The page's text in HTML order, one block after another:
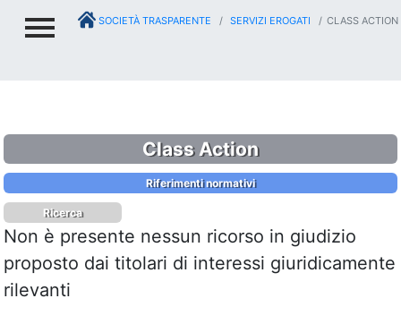
SOCIETÀ TRASPARENTE SERVIZI EROGATI CLASS ACTION
Class Action
Riferimenti normativi
Ricerca
Non è presente nessun ricorso in giudizio
proposto dai titolari di interessi giuridicamente
rilevanti